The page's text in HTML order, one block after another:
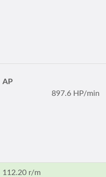
AP
897.6 HP/min
112.20 r/m